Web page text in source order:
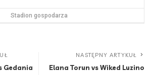
Stadion gospodarza
Gedania
NASTĘPNY ARTYKUŁ
Elana Torun vs Wiked Luzino